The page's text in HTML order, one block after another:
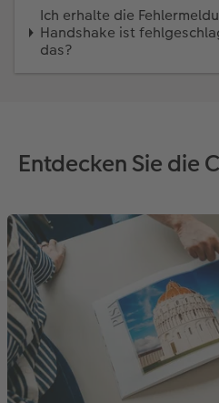
Ich erhalte die
Handshake ist
das?
Entdecken Sie die